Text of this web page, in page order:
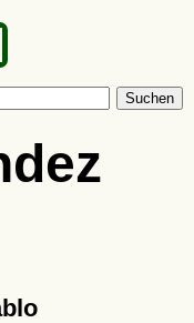
Suchen